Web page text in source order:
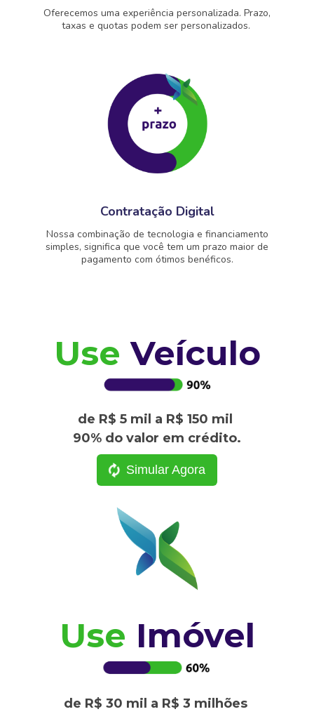
Oferecemos uma experiência personalizada. Prazo,
taxas e quotas podem ser personalizados.
Contratação Digital
Nossa combinação de tecnologia e financiamento
simples, significa que você tem um prazo maior de
pagamento com ótimos benéficos.
UseVeículo
de R$ 5 mil a R$ 150 mil
90% do valor em crédito.
Simular Agora
Use Imóvel
de R$ 30 mil a R$ 3 milhões